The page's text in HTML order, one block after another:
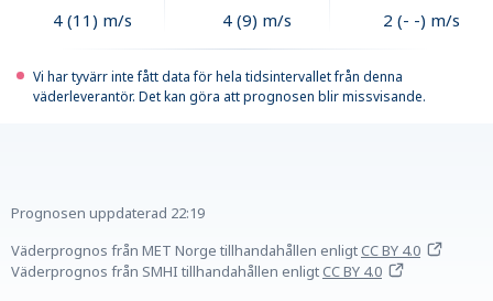
4 (11) m/s
4 (9) m/s
2 (- -) m/s
Vi har tyvärr inte fått data för hela tidsintervallet från denna
väderleverantör. Det kan göra att prognosen blir missvisande.
Prognosen uppdaterad 22:19
Väderprognos från MET Norge tillhandahållen enligtCC BY 4.0
Väderprognos från SMHI tillhandahållen enligtCC BY 4.0